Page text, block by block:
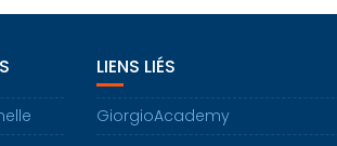
LIENS LIÉS
GiorgioAcademy